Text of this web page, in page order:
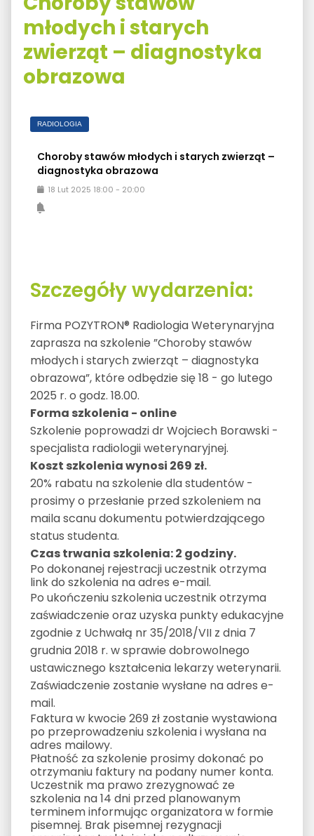
młodych i starych
zwierząt – diagnostyka
obrazowa
RADIOLOGIA
Choroby stawów młodych i starych zwierząt –
diagnostyka obrazowa
18 Lut 2025 18:00 - 20:00
Szczegóły wydarzenia:
Firma POZYTRON® Radiologia Weterynaryjna
zaprasza na szkolenie ”Choroby stawów
młodych i starych zwierząt – diagnostyka
obrazowa”, które odbędzie się 18 - go lutego
2025 r. o godz. 18.00.
Forma szkolenia - online
Szkolenie poprowadzi dr Wojciech Borawski -
specjalista radiologii weterynaryjnej.
Koszt szkolenia wynosi 269 zł.
20% rabatu na szkolenie dla studentów -
prosimy o przesłanie przed szkoleniem na
maila scanu dokumentu potwierdzającego
status studenta.
Czas trwania szkolenia: 2 godziny.
Po dokonanej rejestracji uczestnik otrzyma
link do szkolenia na adres e-mail.
Po ukończeniu szkolenia uczestnik otrzyma
zaświadczenie oraz uzyska punkty edukacyjne
zgodnie z Uchwałą nr 35/2018/VII z dnia 7
grudnia 2018 r. w sprawie dobrowolnego
ustawicznego kształcenia lekarzy weterynarii.
Zaświadczenie zostanie wysłane na adres e-
mail.
Faktura w kwocie 269 zł zostanie wystawiona
po przeprowadzeniu szkolenia i wysłana na
adres mailowy.
Płatność za szkolenie prosimy dokonać po
otrzymaniu faktury na podany numer konta.
Uczestnik ma prawo zrezygnować ze
szkolenia na 14 dni przed planowanym
terminem informując organizatora w formie
pisemnej. Brak pisemnej rezygnacji